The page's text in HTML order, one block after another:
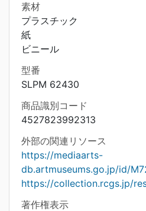
素材
プラスチック
紙
ビニール
型番
SLPM 62430
商品識別コード
4527823992313
外部の関連リソース
https://mediaarts-
db.artmuseums.go.jp/id/
https://collection.rcgs.jp/
著作権表示